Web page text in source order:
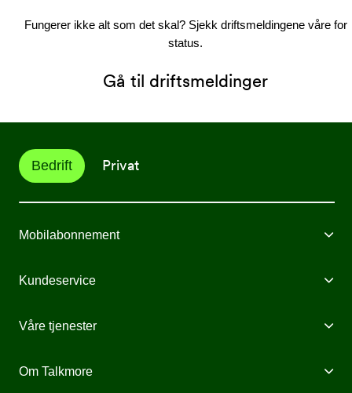
Fungerer ikke alt som det skal? Sjekk driftsmeldingene våre for
status.
Gå til driftsmeldinger
Bedrift Privat
Mobilabonnement
Mobilabonnement
Priser
Kundeservice
Spørsmål og svar
Våre tjenester
Bedriftsnett
Om Talkmore